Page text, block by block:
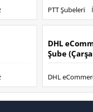
PTT Şubeleri
DHL
Şube
DHL